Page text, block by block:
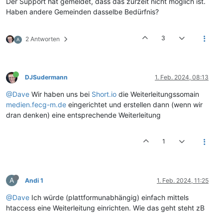
Haben andere Gemeinden dasselbe Bedürfnis?
A 2 Antworten 3
DJSudermann 1. Feb. 2024, 08:13
@Dave Wir haben uns bei Short.io die Weiterleitungssomain
medien.fecg-m.de eingerichtet und erstellen dann (wenn wir
dran denken) eine entsprechende Weiterleitung
1
A Andi 1 1. Feb. 2024, 11:25
@Dave Ich würde (plattformunabhängig) einfach mittels
htaccess eine Weiterleitung einrichten. Wie das geht steht zB